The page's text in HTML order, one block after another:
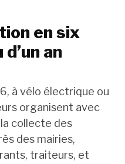
en six
an
à vélo électrique ou
organisent avec
la collecte des
des mairies,
traiteurs, et